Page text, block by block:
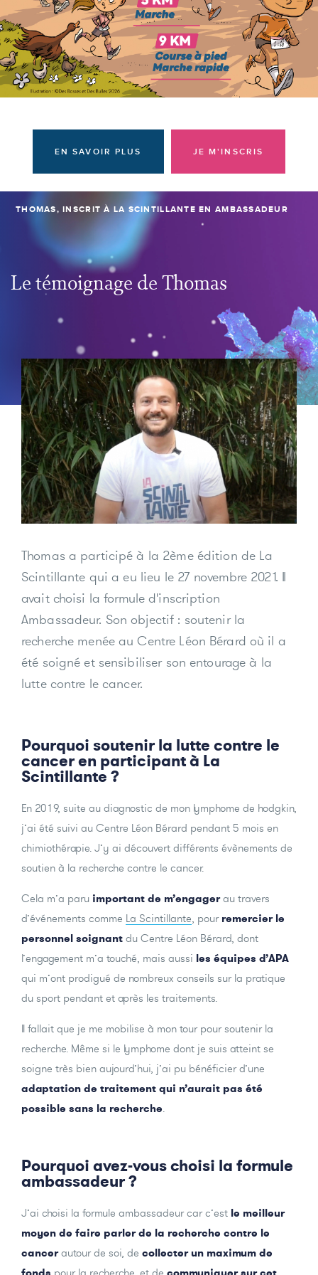
Actualités
Prendre rendez-vous
EN SAVOIR PLUS JE M'INSCRIS
THOMAS, INSCRIT À LA SCINTILLANTE EN AMBASSADEUR
Le témoignage de Thomas
Thomas a participé à la 2ème édition de La
Scintillante qui a eu lieu le 27 novembre 2021. Il
avait choisi la formule d'inscription
Ambassadeur. Son objectif : soutenir la
recherche menée au Centre Léon Bérard où il a
été soigné et sensibiliser son entourage à la
lutte contre le cancer.
Pourquoi soutenir la lutte contre le
cancer en participant à La
Scintillante ?
En 2019, suite au diagnostic de mon lymphome de hodgkin,
j’ai été suivi au Centre Léon Bérard pendant 5 mois en
chimiothérapie. J’y ai découvert différents évènements de
soutien à la recherche contre le cancer.
Cela m’a paru important de m’engagerau travers
d’événements comme La Scintillante, pour remercier le
personnel soignant du Centre Léon Bérard, dont
l’engagement m’a touché, mais aussi les équipes d’APA
qui m’ont prodigué de nombreux conseils sur la pratique
du sport pendant et après les traitements.
Il fallait que je me mobilise à mon tour pour soutenir la
recherche. Même si le lymphome dont je suis atteint se
soigne très bien aujourd’hui, j’ai pu bénéficier d’une
adaptation de traitement qui n’aurait pas été
possible sans la recherche.
Pourquoi avez-vous choisi la formule
ambassadeur ?
J’ai choisi la formule ambassadeur car c’est le meilleur
moyen de faire parler de la recherche contre le
cancerautour de soi, de collecter un maximum de